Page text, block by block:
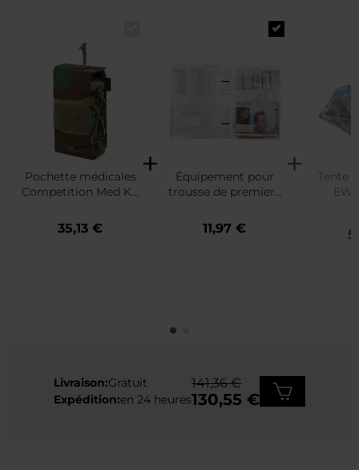
Pochette médicales
Competition Med Kit
Woodland
35,13 €
Équipement pour
trousse de premiers
Vera
11,97 €
Tente
Livraison:Gratuit
Expédition:en 24 heures
141,36 €
130,55 €